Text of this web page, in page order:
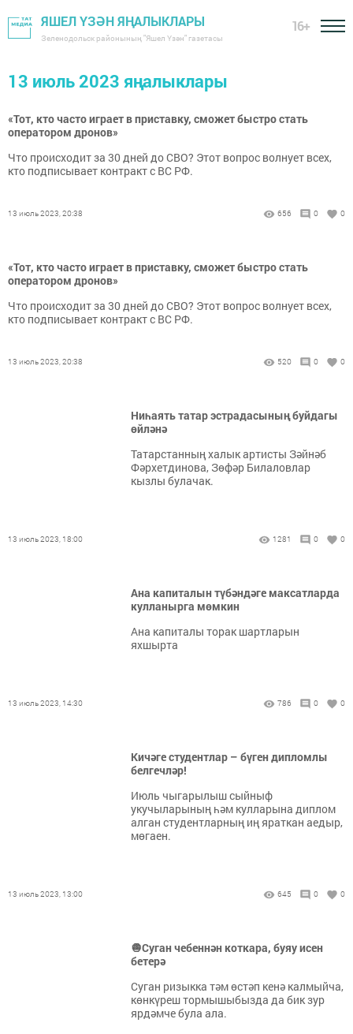
ЯШЕЛ ҮЗӘН ЯҢАЛЫКЛАРЫ
Зеленодольск районының "Яшел Үзән" газетасы
16+
13 июль 2023 яңалыклары
«Тот, кто часто играет в приставку, сможет быстро стать
оператором дронов»
Что происходит за 30 дней до СВО? Этот вопрос волнует всех,
кто подписывает контракт с ВС РФ.
13 июль 2023, 20:38 656 0 0
«Тот, кто часто играет в приставку, сможет быстро стать
оператором дронов»
Что происходит за 30 дней до СВО? Этот вопрос волнует всех,
кто подписывает контракт с ВС РФ.
13 июль 2023, 20:38 520 0 0
Ниһаять татар эстрадасының буйдагы
өйләнә
Татарстанның халык артисты Зәйнәб
Фәрхетдинова, Зөфәр Билаловлар
кызлы булачак.
13 июль 2023, 18:00 1281 0 0
Ана капиталын түбәндәге максатларда
кулланырга мөмкин
Ана капиталы торак шартларын
яхшырта
13 июль 2023, 14:30 786 0 0
Кичәге студентлар – бүген дипломлы
белгечләр!
Июль чыгарылыш сыйныф
укучыларының һәм кулларына диплом
алган студентларның иң яраткан аедыр,
мөгаен.
13 июль 2023, 13:00 645 0 0
🧅Суган чебеннән коткара, буяу исен
бетерә
Суган ризыкка тәм өстәп кенә калмыйча,
көнкүреш тормышыбызда да бик зур
ярдәмче була ала.